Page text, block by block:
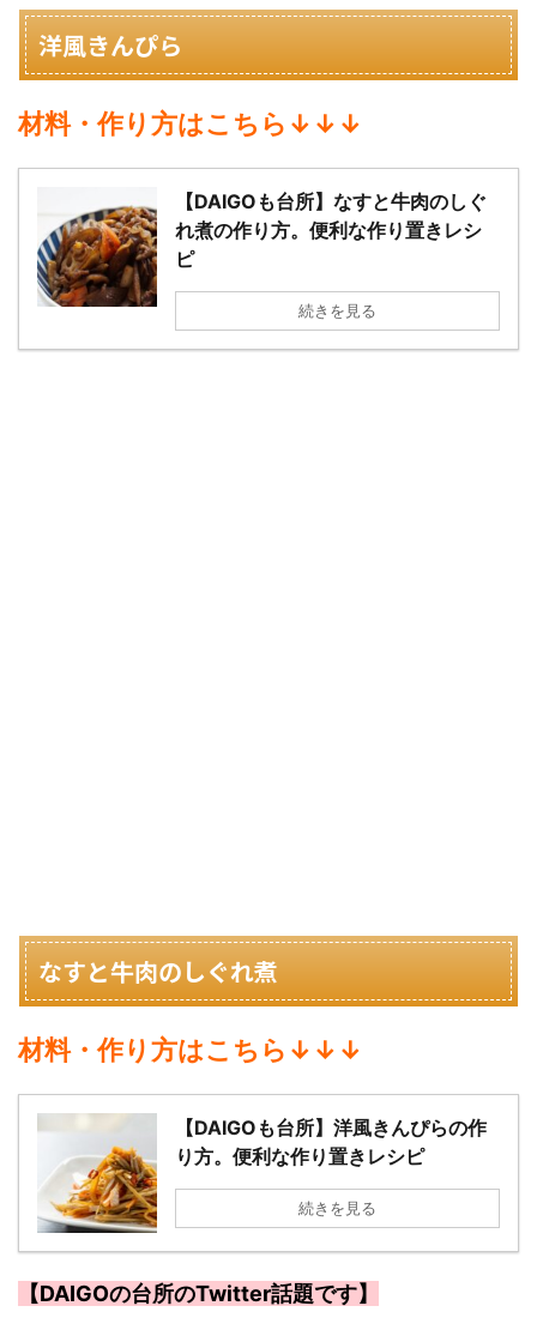
洋風きんぴら
材料・作り方はこちら↓↓↓
【DAIGOも台所】なすと牛肉のしぐ
れ煮の作り方。便利な作り置きレシ
ピ
続きを見る
なすと牛肉のしぐれ煮
材料・作り方はこちら↓↓↓
【DAIGOも台所】洋風きんぴらの作
り方。便利な作り置きレシピ
続きを見る
【DAIGOの台所のTwitter話題です】